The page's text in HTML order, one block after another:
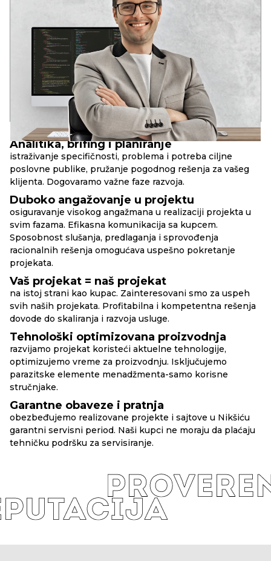
PRINCIPIRBAND
Analitika, brifing i planiranje
istraživanje specifičnosti, problema i potreba ciljne
poslovne publike, pružanje pogodnog rešenja za vašeg
klijenta. Dogovaramo važne faze razvoja.
Duboko angažovanje u projektu
osiguravanje visokog angažmana u realizaciji projekta u
svim fazama. Efikasna komunikacija sa kupcem.
Sposobnost slušanja, predlaganja i sprovođenja
racionalnih rešenja omogućava uspešno pokretanje
projekata.
Vaš projekat = naš projekat
na istoj strani kao kupac. Zainteresovani smo za uspeh
svih naših projekata. Profitabilna i kompetentna rešenja
dovode do skaliranja i razvoja usluge.
Tehnološki optimizovana proizvodnja
razvijamo projekat koristeći aktuelne tehnologije,
optimizujemo vreme za proizvodnju. Isključujemo
parazitske elemente menadžmenta-samo korisne
stručnjake.
Garantne obaveze i pratnja
obezbeđujemo realizovane projekte i sajtove u Nikšiću
garantni servisni period. Naši kupci ne moraju da plaćaju
tehničku podršku za servisiranje.
17+
godina u razvoju
90+
uspešnih web-projekata
10+
složenih web-servisa
Dva stručna obrazovanja u oblasti razvoja softvera
U mladom uzrastu prepoznao potencijal informacionih
tehnologija: globalizaciju i duboku integraciju IT rešenja u
društvene strukture savremenog društva.
Iskustvo u raznim IT oblastima od 2006. godine. Analitičko
sistemsko razmišljanje. Kompetencije za rešavanje poslovnih
zadataka, DevOps, Full Stack, SEO.